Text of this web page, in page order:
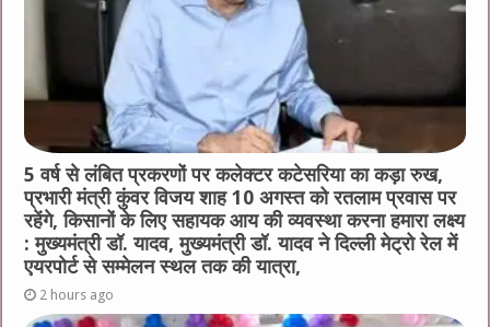
5 वर्ष से लंबित प्रकरणों पर कलेक्टर कटेसरिया का कड़ा रुख,
प्रभारी मंत्री कुंवर विजय शाह 10 अगस्त को रतलाम प्रवास पर
रहेंगे, किसानों के लिए सहायक आय की व्यवस्था करना हमारा लक्ष्य
: मुख्यमंत्री डॉ. यादव, मुख्यमंत्री डॉ. यादव ने दिल्ली मेट्रो रेल में
एयरपोर्ट से सम्मेलन स्थल तक की यात्रा,
2 hours ago